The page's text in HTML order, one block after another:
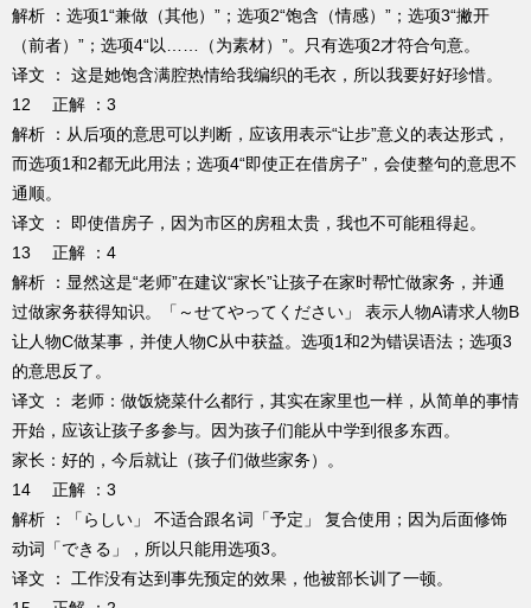
解析 ：选项1“兼做（其他）”；选项2“饱含（情感）”；选项3“撇开
（前者）”；选项4“以……（为素材）”。只有选项2才符合句意。
译文 ： 这是她饱含满腔热情给我编织的毛衣，所以我要好好珍惜。
12 正解 ：3
解析 ：从后项的意思可以判断，应该用表示“让步”意义的表达形式，
而选项1和2都无此用法；选项4“即使正在借房子”，会使整句的意思不
通顺。
译文 ： 即使借房子，因为市区的房租太贵，我也不可能租得起。
13 正解 ：4
解析 ：显然这是“老师”在建议“家长”让孩子在家时帮忙做家务，并通
过做家务获得知识。「～せてやってください」 表示人物A请求人物B
让人物C做某事，并使人物C从中获益。选项1和2为错误语法；选项3
的意思反了。
译文 ： 老师：做饭烧菜什么都行，其实在家里也一样，从简单的事情
开始，应该让孩子多参与。因为孩子们能从中学到很多东西。
家长：好的，今后就让（孩子们做些家务）。
14 正解 ：3
解析 ：「らしい」 不适合跟名词「予定」 复合使用；因为后面修饰
动词「できる」，所以只能用选项3。
译文 ： 工作没有达到事先预定的效果，他被部长训了一顿。